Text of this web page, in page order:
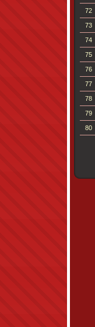
72
73
74
75
76
77
78
79
80